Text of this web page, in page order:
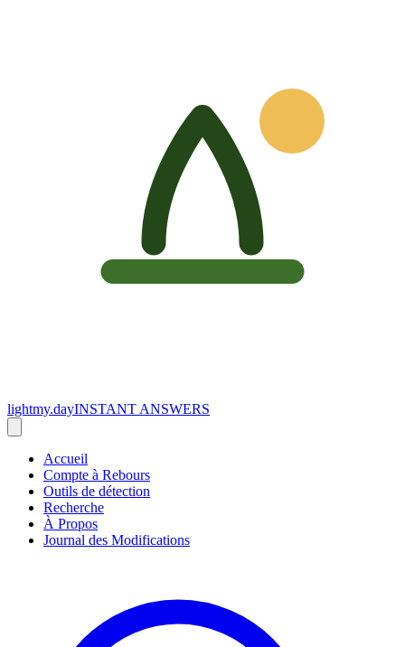
lightmy.dayINSTANT ANSWERS
Accueil
Compte à Rebours
Outils de détection
Recherche
À Propos
Journal des Modifications